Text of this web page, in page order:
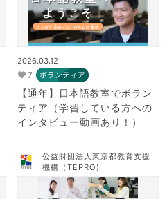
2026.03.12
7 ボランティア
【通年】日本語教室でボラン
ティア（学習している方への
インタビュー動画あり！）
公益財団法人東京都教育支援
機構（TEPRO)